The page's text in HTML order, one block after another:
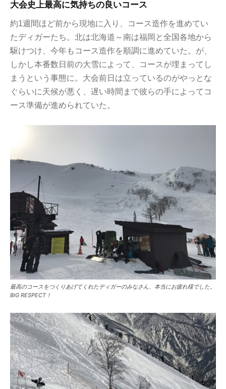
大会史上最高に気持ちの良いコース
約1週間ほど前から現地に入り、コース造作を進めてい
たディガーたち。北は北海道～南は福岡と全国各地から
駆けつけ、今年もコース造作を順調に進めていた。が、
しかし本番数日前の大雪によって、コースが埋まってし
まうという事態に。大会前日は立っているのがやっとな
ぐらいに天候が悪く、遅い時間まで彼らの手によってコ
ース準備が進められていた。
最高のコースをつくりあげてくれたディガーのみなさん、本当にお疲れ様でした。
BIG RESPECT！